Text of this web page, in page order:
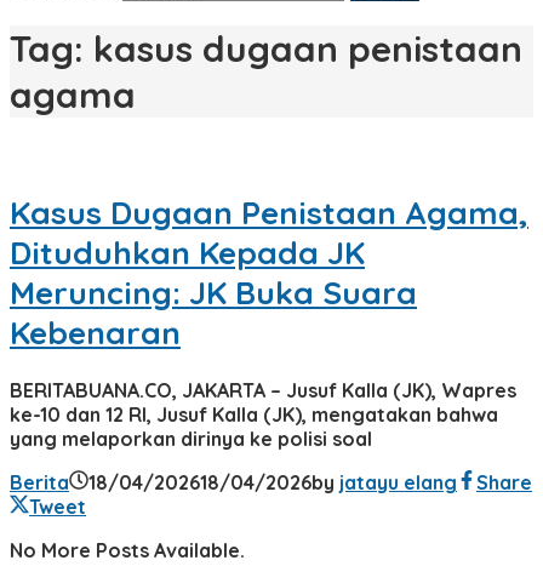
Tag: kasus dugaan penistaan
agama
Kasus Dugaan Penistaan Agama,
Dituduhkan Kepada JK
Meruncing: JK Buka Suara
Kebenaran
BERITABUANA.CO, JAKARTA – Jusuf Kalla (JK), Wapres
ke-10 dan 12 RI, Jusuf Kalla (JK), mengatakan bahwa
yang melaporkan dirinya ke polisi soal
Berita
18/04/202618/04/2026by jatayu elang
Share
Tweet
No More Posts Available.